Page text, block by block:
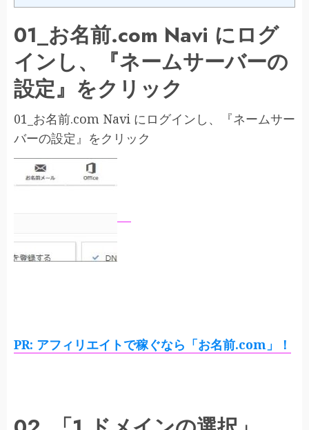
01_お名前.com Navi にログ
インし、『ネームサーバーの
設定』をクリック
01_お名前.com Navi にログインし、『ネームサー
バーの設定』をクリック
PR: アフィリエイトで稼ぐなら「お名前.com」！